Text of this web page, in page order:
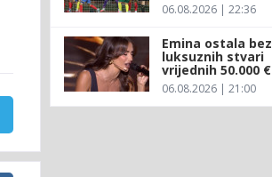
06.08.2026 | 22:36
Emina ostala bez
luksuznih stvari
vrijednih 50.000 €
06.08.2026 | 21:00